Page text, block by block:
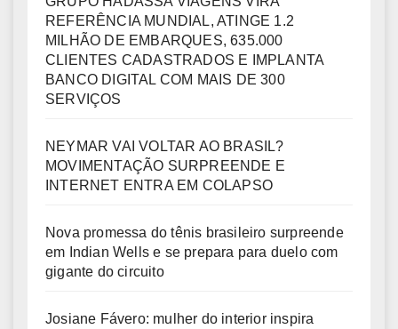
REFERÊNCIA MUNDIAL, ATINGE 1.2
MILHÃO DE EMBARQUES, 635.000
CLIENTES CADASTRADOS E IMPLANTA
BANCO DIGITAL COM MAIS DE 300
SERVIÇOS
NEYMAR VAI VOLTAR AO BRASIL?
MOVIMENTAÇÃO SURPREENDE E
INTERNET ENTRA EM COLAPSO
Nova promessa do tênis brasileiro surpreende
em Indian Wells e se prepara para duelo com
gigante do circuito
Josiane Fávero: mulher do interior inspira